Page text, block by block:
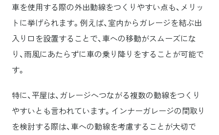
車を使用する際の外出動線をつくりやすい点も、メリッ
トに挙げられます。例えば、室内からガレージを結ぶ出
入り口を設置することで、車への移動がスムーズにな
り、雨風にあたらずに車の乗り降りをすることが可能で
す。
特に、平屋は、ガレージへつながる複数の動線をつくり
やすいとも言われています。インナーガレージの間取り
を検討する際は、車への動線を考慮することが大切で